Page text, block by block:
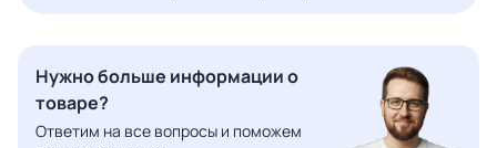
Нужно больше информации о
товаре?
Ответим на все вопросы и поможем